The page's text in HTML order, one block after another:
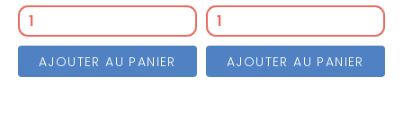
AJOUTER AU PANIER AJOUTER AU PANIER